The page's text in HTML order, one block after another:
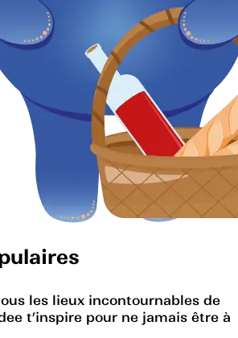
les lieux incontournables de
t’inspire pour ne jamais être à